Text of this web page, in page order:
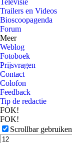
Televisie
Trailers en Videos
Bioscoopagenda
Forum
Meer
Weblog
Fotoboek
Prijsvragen
Contact
Colofon
Feedback
Tip de redactie
FOK!
FOK!
Scrollbar gebruiken